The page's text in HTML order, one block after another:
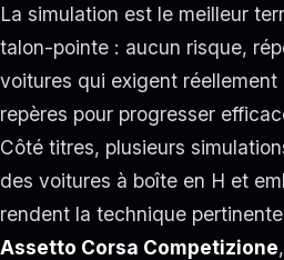
La simulation est le meilleur
talon-pointe : aucun risque,
voitures qui exigent réellement
repères pour progresser
Côté titres, plusieurs
des voitures à boîte en H et
rendent la technique
Assetto Corsa Competizione,